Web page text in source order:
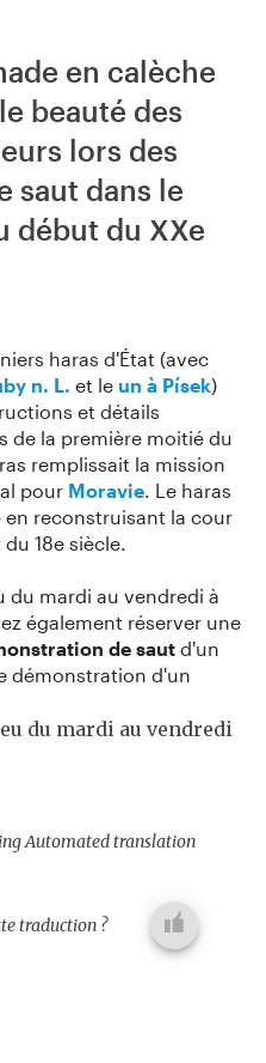
en calèche
beauté des
lors des
saut dans le
début du XXe
haras d'État (avec
n. L. et le un à Písek)
et détails
de la première moitié du
remplissait la mission
pour Moravie. Le haras
en reconstruisant la cour
18e siècle.
du mardi au vendredi à
également réserver une
de saut d'un
démonstration d'un
du mardi au vendredi
Automated translation
traduction ?